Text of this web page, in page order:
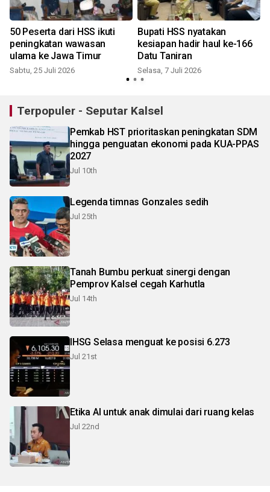
50 Peserta dari HSS ikuti
peningkatan wawasan
ulama ke Jawa Timur
Sabtu, 25 Juli 2026
Bupati HSS nyatakan
kesiapan hadir haul ke-166
Datu Taniran
Selasa, 7 Juli 2026
Terpopuler - Seputar Kalsel
Pemkab HST prioritaskan peningkatan SDM
hingga penguatan ekonomi pada KUA-PPAS
2027
Jul 10th
Legenda timnas Gonzales sedih
Jul 25th
Tanah Bumbu perkuat sinergi dengan
Pemprov Kalsel cegah Karhutla
Jul 14th
IHSG Selasa menguat ke posisi 6.273
Jul 21st
Etika AI untuk anak dimulai dari ruang kelas
Jul 22nd